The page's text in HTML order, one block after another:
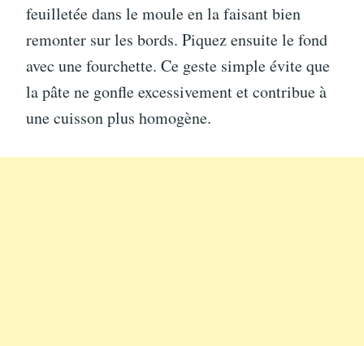
feuilletée dans le moule en la faisant bien
remonter sur les bords. Piquez ensuite le fond
avec une fourchette. Ce geste simple évite que
la pâte ne gonfle excessivement et contribue à
une cuisson plus homogène.